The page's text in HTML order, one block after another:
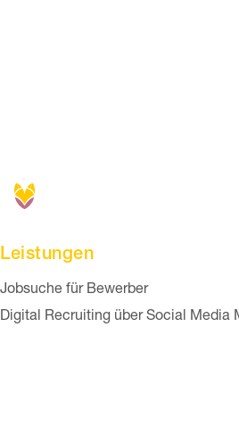
Leistungen
Navigation überspringen
Jobsuche für Bewerber
Digital Recruiting über Social Media